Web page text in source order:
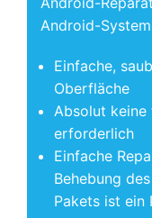
Android-
Einfache,
Oberfläche
Absolut keine
erforderlich
Einfache
Behebung
Pakets ist ein